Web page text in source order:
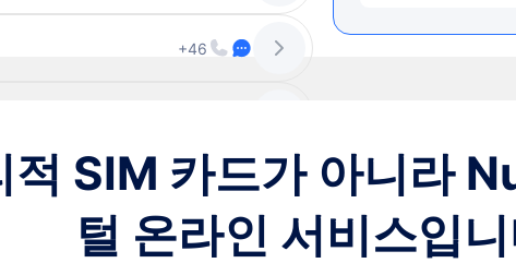
+46
+972
+41
적 SIM 카드가 아니라
털 온라인 서비스입